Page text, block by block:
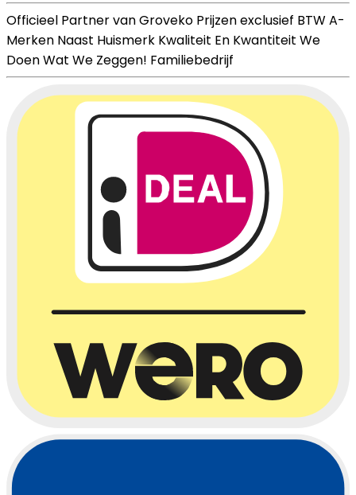
Officieel Partner van Groveko Prijzen exclusief BTWA-
Merken Naast Huismerk Kwaliteit En Kwantiteit We
Doen Wat We Zeggen! Familiebedrijf